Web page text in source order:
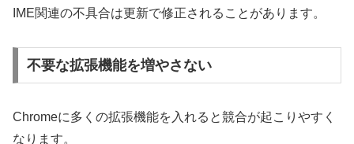
IME関連の不具合は更新で修正されることがあります。
不要な拡張機能を増やさない
Chromeに多くの拡張機能を入れると競合が起こりやすく
なります。